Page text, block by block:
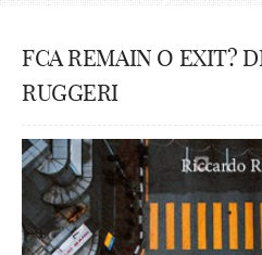
FCA REMAIN O EXIT?
RUGGERI